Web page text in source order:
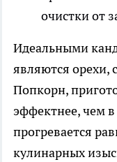
очистки от
Идеальными
являются орехи,
Попкорн,
эффектнее, чем в
прогревается
кулинарных